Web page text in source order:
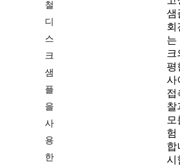
철
디
스
크
샘
플
을
사
용
한
샘
회
사
합
시